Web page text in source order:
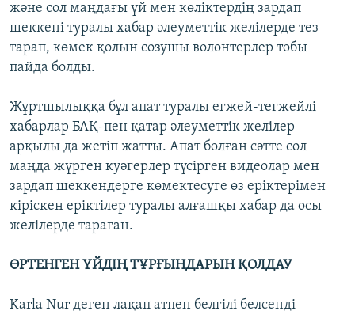
және сол маңдағы үй мен көліктердің зардап
шеккені туралы хабар әлеуметтік желілерде тез
тарап, көмек қолын созушы волонтерлер тобы
пайда болды.
Жұртшылыққа бұл апат туралы егжей-тегжейлі
хабарлар БАҚ-пен қатар әлеуметтік желілер
арқылы да жетіп жатты. Апат болған сәтте сол
маңда жүрген куәгерлер түсірген видеолар мен
зардап шеккендерге көмектесуге өз еріктерімен
кіріскен еріктілер туралы алғашқы хабар да осы
желілерде тараған.
ӨРТЕНГЕН ҮЙДІҢ ТҰРҒЫНДАРЫН ҚОЛДАУ
Karla Nur деген лақап атпен белгілі белсенді